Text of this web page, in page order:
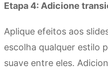
Etapa 4: Adicione
Aplique efeitos aos
escolha qualquer estilo
suave entre eles.